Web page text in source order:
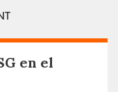
en el